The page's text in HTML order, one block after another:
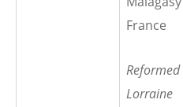
France
Lorraine